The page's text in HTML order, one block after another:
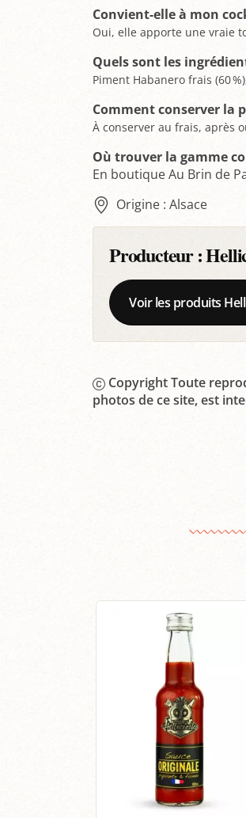
Convient-elle à mon
Oui, elle apporte une vraie
Quels sont les
Piment Habanero frais (60
Comment conserver la
À conserver au frais, après
Où trouver la gamme
En boutique Au Brin de
Origine : Alsace
Producteur :
Voir les produits
Copyright Toute
photos de ce site, est